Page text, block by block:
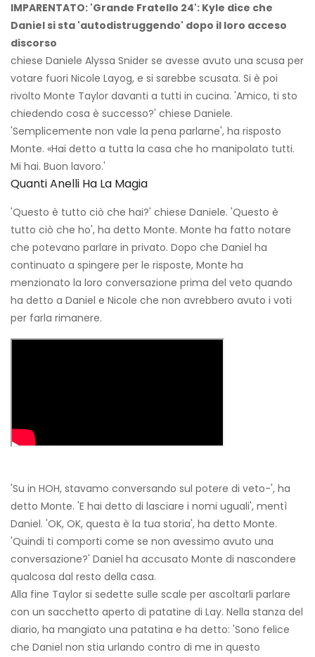
IMPARENTATO: 'Grande Fratello 24': Kyle dice che
Daniel si sta 'autodistruggendo' dopo il loro acceso
discorso
chiese Daniele Alyssa Snider se avesse avuto una scusa per
votare fuori Nicole Layog, e si sarebbe scusata. Si è poi
rivolto Monte Taylor davanti a tutti in cucina. 'Amico, ti sto
chiedendo cosa è successo?' chiese Daniele.
'Semplicemente non vale la pena parlarne', ha risposto
Monte. «Hai detto a tutta la casa che ho manipolato tutti.
Mi hai. Buon lavoro.'
Quanti Anelli Ha La Magia
'Questo è tutto ciò che hai?' chiese Daniele. 'Questo è
tutto ciò che ho', ha detto Monte. Monte ha fatto notare
che potevano parlare in privato. Dopo che Daniel ha
continuato a spingere per le risposte, Monte ha
menzionato la loro conversazione prima del veto quando
ha detto a Daniel e Nicole che non avrebbero avuto i voti
per farla rimanere.
'Su in HOH, stavamo conversando sul potere di veto-', ha
detto Monte. 'E hai detto di lasciare i nomi uguali', mentì
Daniel. 'OK, OK, questa è la tua storia', ha detto Monte.
'Quindi ti comporti come se non avessimo avuto una
conversazione?' Daniel ha accusato Monte di nascondere
qualcosa dal resto della casa.
Alla fine Taylor si sedette sulle scale per ascoltarli parlare
con un sacchetto aperto di patatine di Lay. Nella stanza del
diario, ha mangiato una patatina e ha detto: 'Sono felice
che Daniel non stia urlando contro di me in questo